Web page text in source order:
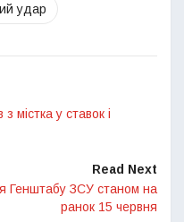
удар
з містка у ставок і
Read Next
Генштабу ЗСУ станом на
ранок 15 червня